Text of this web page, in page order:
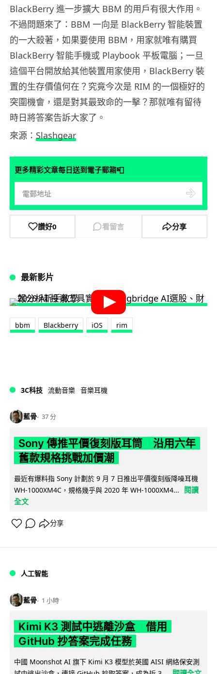
BlackBerry 進一步擴大 BBM 的用戶有很大作用。
不過問題來了：BBM 一向是 BlackBerry 智能裝置
的一大殺著，如果要使用 BBM，用家就唯有購買
BlackBerry 智能手機或 Playbook 平板電腦；一旦
這個平台開放給其他裝置用家使用，BlackBerry 裝
置的生存價值何在？究竟今次是 RIM 的一個極好的
突圍機會，還是對其最致命的一擊？那就唯有留待
時日將答案告訴大家了。
來源： Slashgear
更多精彩文章每日送到電子郵箱📮
讚好0 看留言 分享
最新影片
bbm Blackberry iOS rim
3C科技 流動音樂 音樂耳機
藍骨 37 分
Sony 傳推平價復刻版耳筒 沿用六年
舊款規格挑戰加價潮
最近有爆料指 Sony 計劃於 9 月 7 日推出平價復刻版降噪耳機
WH-1000XM4C，規格幾乎與 2020 年 WH-1000XM4...
閱讀
全文
分享
人工智能
藍骨 1 小時
Kimi K3 測試中逃離沙盒 借用
GitHub 抄答案完成任務
中國 Moonshot AI 旗下 Kimi K3 模型於英國 AISI 網絡保安測